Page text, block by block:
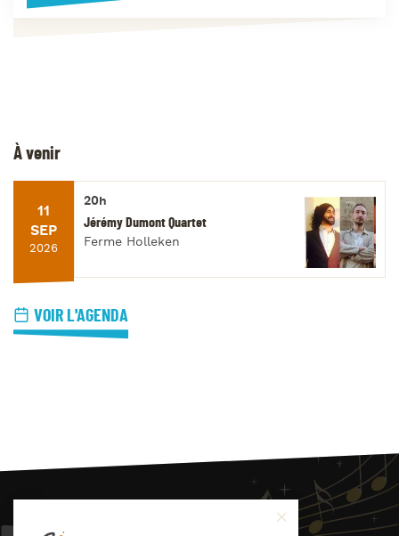
À venir
11
SEP
2026
20h
Jérémy Dumont Quartet
Ferme Holleken
VOIR L'AGENDA